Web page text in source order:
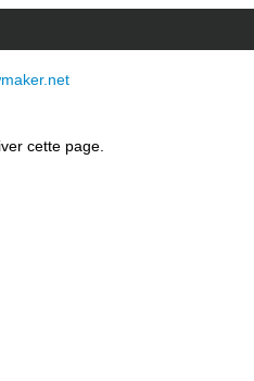
cette page.